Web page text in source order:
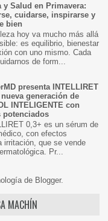
y Salud en Primavera:
cuidarse, inspirarse y
bien
hoy va mucho más allá
es equilibrio, bienestar
con uno mismo. Cada
de form...
presenta INTELLIRET
generación de
INTELIGENTE con
potenciados
0,3+ es un sérum de
con efectos
irritación, que se vende
Pr...
de Blogger.
MACHÍN